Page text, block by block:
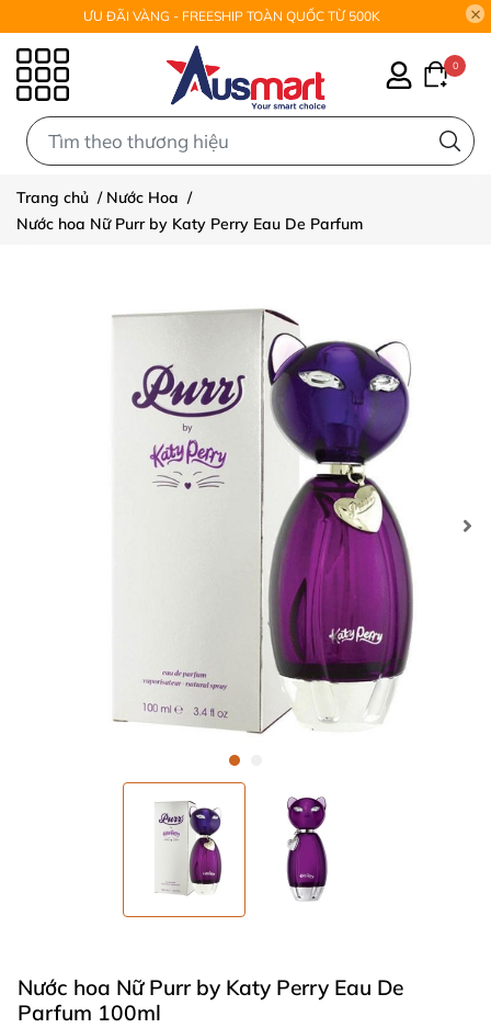
ƯU ĐÃI VÀNG - FREESHIP TOÀN QUỐC TỪ 500K
0
Trang chủ / Nước Hoa /
Nước hoa Nữ Purr by Katy Perry Eau De Parfum
Nước hoa Nữ Purr by Katy Perry Eau De
Parfum 100ml